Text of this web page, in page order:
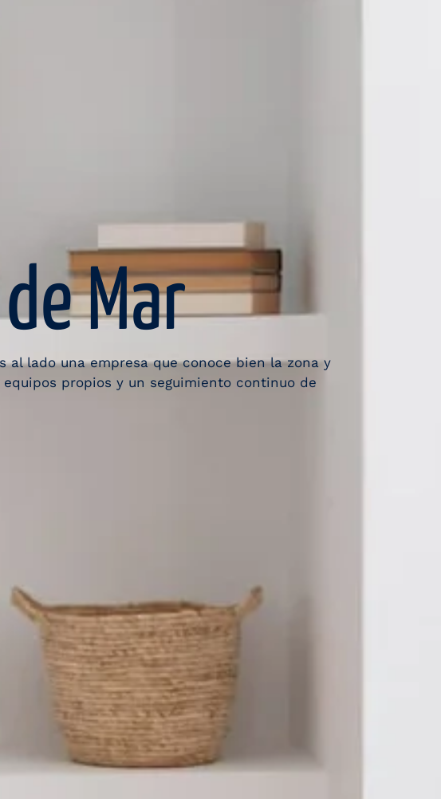
Mar
al lado una empresa que conoce bien la zona y
propios y un seguimiento continuo de